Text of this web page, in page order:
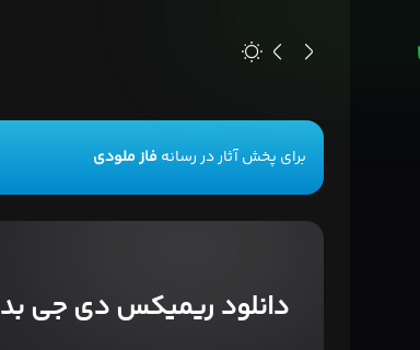
برای پخش آثار در رسانهفاز ملودی
دانلود ریمیکس دی جی بد